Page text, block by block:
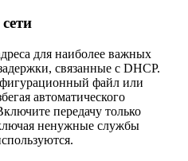
для наиболее важных
связанные с DHCP.
файл или
автоматического
передачу только
ненужные службы